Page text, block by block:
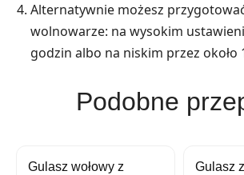
Alternatywnie możesz
wolnowarze: na wysokim
godzin albo na niskim przez około
Podobne
Gulasz wołowy z
Gulasz